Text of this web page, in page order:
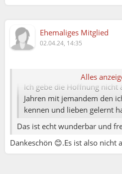
Ehemaliges Mitglied
02.04.24, 14:35
Alles
Margit:
Ich gebe die Hoffnung nicht
Jahren mit jemandem den
kennen und lieben gelernt
Das ist echt wunderbar und
Dankeschön 😊.Es ist also nicht